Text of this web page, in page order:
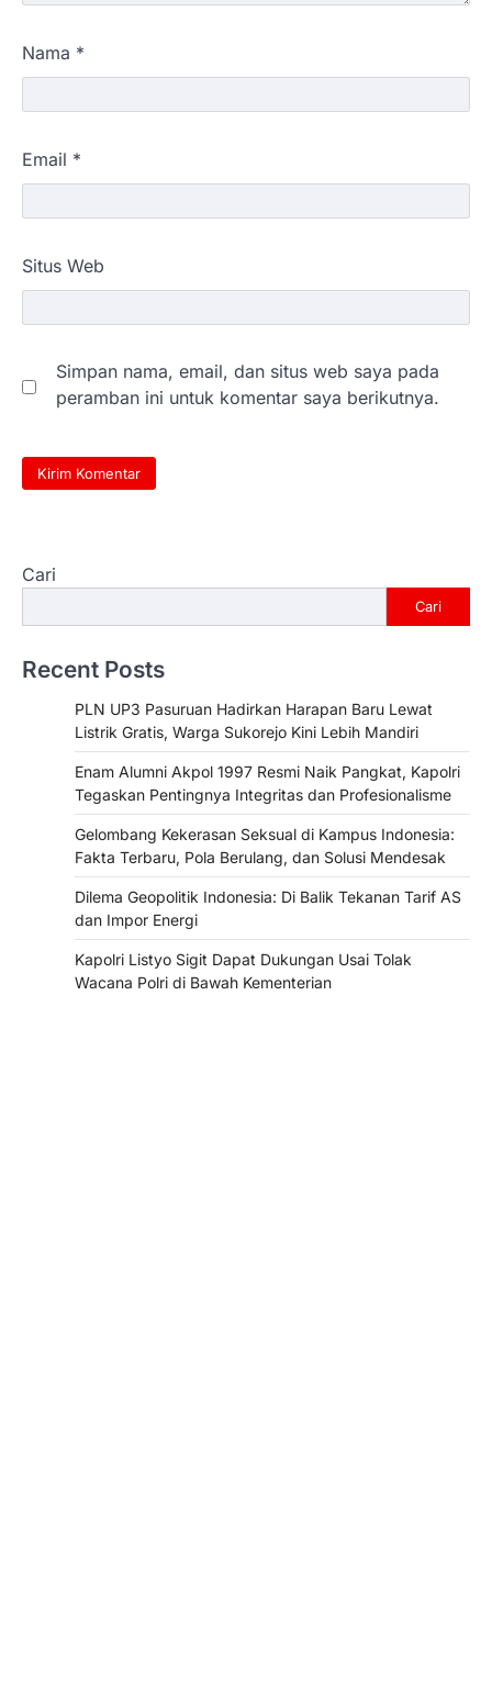
Nama *
Email *
Situs Web
Simpan nama, email, dan situs web saya pada
peramban ini untuk komentar saya berikutnya.
Cari
Cari
Recent Posts
PLN UP3 Pasuruan Hadirkan Harapan Baru Lewat
Listrik Gratis, Warga Sukorejo Kini Lebih Mandiri
Enam Alumni Akpol 1997 Resmi Naik Pangkat, Kapolri
Tegaskan Pentingnya Integritas dan Profesionalisme
Gelombang Kekerasan Seksual di Kampus Indonesia:
Fakta Terbaru, Pola Berulang, dan Solusi Mendesak
Dilema Geopolitik Indonesia: Di Balik Tekanan Tarif AS
dan Impor Energi
Kapolri Listyo Sigit Dapat Dukungan Usai Tolak
Wacana Polri di Bawah Kementerian